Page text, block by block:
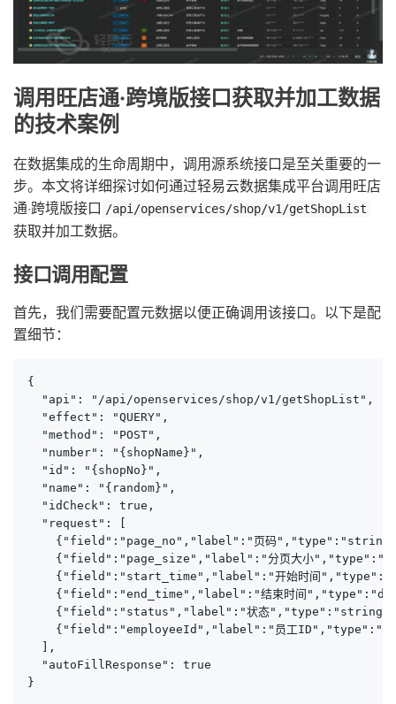
调用旺店通·跨境版接口获取并加工数据
的技术案例
在数据集成的生命周期中，调用源系统接口是至关重要的一
步。本文将详细探讨如何通过轻易云数据集成平台调用旺店
通·跨境版接口 /api/openservices/shop/v1/getShopList
获取并加工数据。
接口调用配置
首先，我们需要配置元数据以便正确调用该接口。以下是配
置细节：
{
  "api": "/api/openservices/shop/v1/getShopList",
  "effect": "QUERY",
  "method": "POST",
  "number": "{shopName}",
  "id": "{shopNo}",
  "name": "{random}",
  "idCheck": true,
  "request": [
{"field":"page_no","label":"页码
{"field":"page_size","label":"分页大小
{"field":"start_time","label":"开始时间
{"field":"end_time","label":"结束时间
{"field":"status","label":"状态
{"field":"employeeId","label":"员工
  ],
  "autoFillResponse": true
}